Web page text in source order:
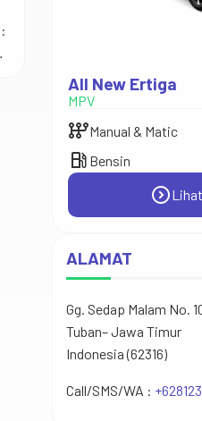
All New Ertiga
MPV
auto_transmissionManual & Matic
local_gas_station Bensin
expand_circle_right
ALAMAT
Gg. Sedap Malam No.
Tuban– Jawa Timur
Indonesia (62316)
Call/SMS/WA :